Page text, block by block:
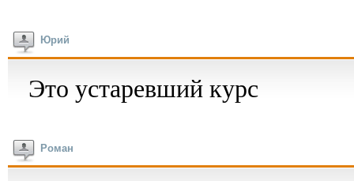
Юрий
Это устаревший курс
Роман